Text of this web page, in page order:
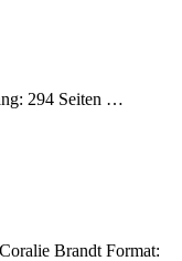
294 Seiten …
Brandt Format: